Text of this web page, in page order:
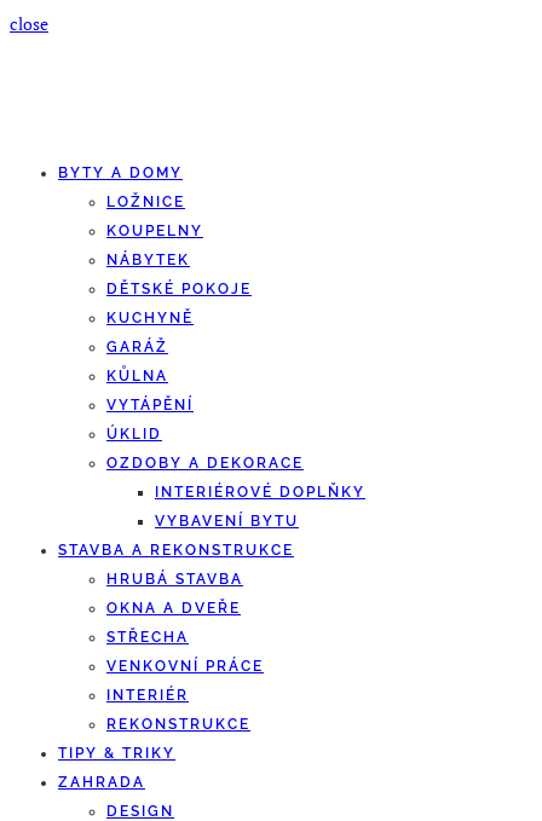
close
BYTY A DOMY
LOŽNICE
KOUPELNY
NÁBYTEK
DĚTSKÉ POKOJE
KUCHYNĚ
GARÁŽ
KŮLNA
VYTÁPĚNÍ
ÚKLID
OZDOBY A DEKORACE
INTERIÉROVÉ DOPLŇKY
VYBAVENÍ BYTU
STAVBA A REKONSTRUKCE
HRUBÁ STAVBA
OKNA A DVEŘE
STŘECHA
VENKOVNÍ PRÁCE
INTERIÉR
REKONSTRUKCE
TIPY & TRIKY
ZAHRADA
DESIGN